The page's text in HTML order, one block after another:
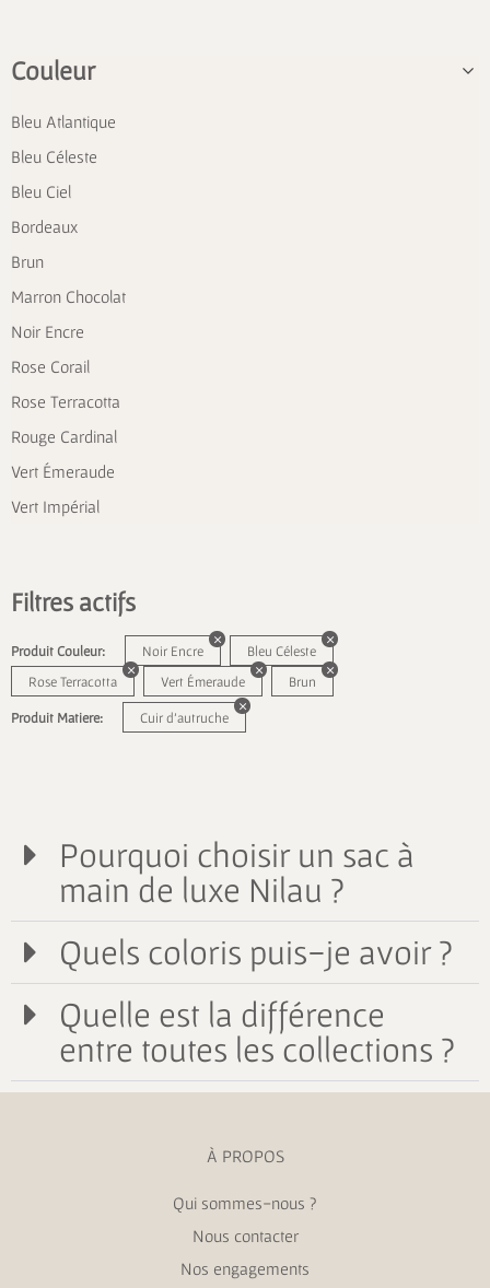
Couleur
Bleu Atlantique
Bleu Céleste
Bleu Ciel
Bordeaux
Brun
Marron Chocolat
Noir Encre
Rose Corail
Rose Terracotta
Rouge Cardinal
Vert Émeraude
Vert Impérial
Filtres actifs
Produit Couleur: Noir Encre
Bleu Céleste
Rose Terracotta
Vert Émeraude Brun
Produit Matiere: Cuir d'autruche
Pourquoi choisir un sac à
main de luxe Nilau ?
Quels coloris puis-je avoir ?
Quelle est la différence
entre toutes les collections ?
À PROPOS
Qui sommes-nous ?
Nous contacter
Nos engagements